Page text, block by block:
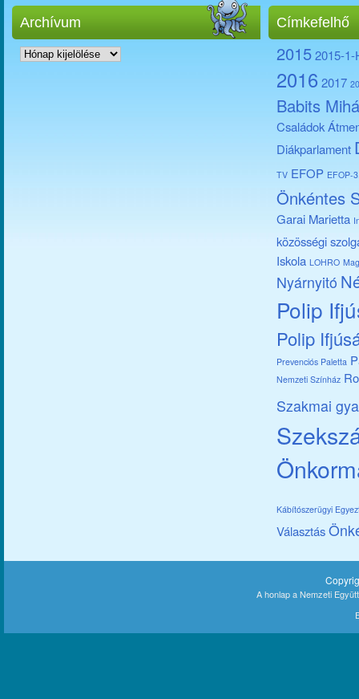
Archívum
Archívum
Címkefelhő
20152015-1-
2016 2017
Babits
Családok
Diákparlament
TV EFOP EFOP-
Önkéntes
Garai Marietta
közösségi
Iskola LOHRO
Nyárnyitó
Polip
Polip
Prevenciós Paletta
Nemzeti Színház
Szakmai
Kábítószerügyi
Választás
A honlap a Nemzeti